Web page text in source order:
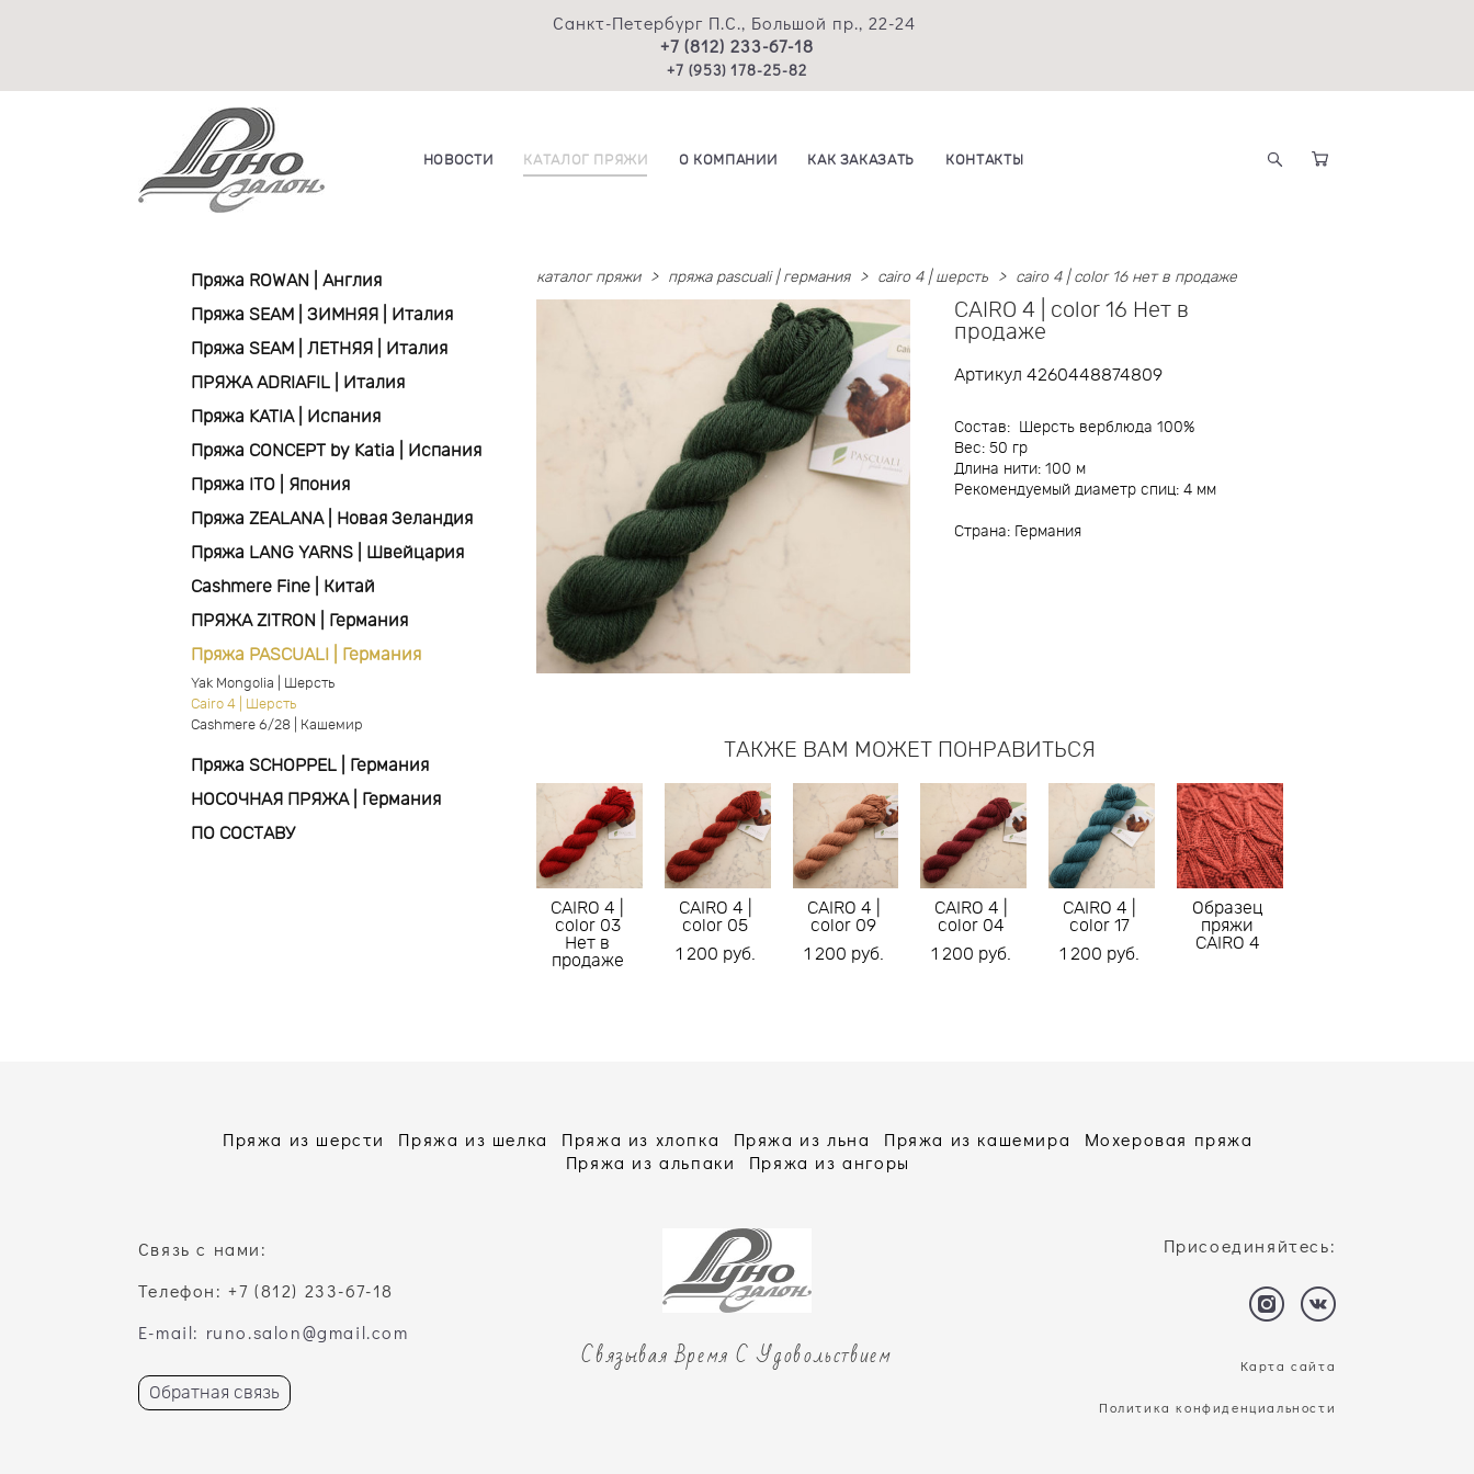
Санкт-Петербург П.С., Большой пр., 22-24
+7 (812) 233-67-18
+7 (953) 178-25-82
НОВОСТИ КАТАЛОГ ПРЯЖИ О КОМПАНИИ КАК ЗАКАЗАТЬ КОНТАКТЫ
Пряжа ROWAN | Англия
Пряжа SEAM | ЗИМНЯЯ | Италия
Пряжа SEAM | ЛЕТНЯЯ | Италия
ПРЯЖА ADRIAFIL | Италия
Пряжа KATIA | Испания
Пряжа CONCEPT by Katia | Испания
Пряжа ITO | Япония
Пряжа ZEALANA | Новая Зеландия
Пряжа LANG YARNS | Швейцария
Cashmere Fine | Китай
ПРЯЖА ZITRON | Германия
Пряжа PASCUALI | Германия
Yak Mongolia | Шерсть
Cairo 4 | Шерсть
Cashmere 6/28 | Кашемир
Пряжа SCHOPPEL | Германия
НОСОЧНАЯ ПРЯЖА | Германия
ПО СОСТАВУ
каталог пряжи > пряжа pascuali | германия > cairo 4 | шерсть > cairo 4 | color 16 нет в продаже
CAIRO 4 | color 16 Нет в
продаже
Артикул 4260448874809
Состав: Шерсть верблюда 100%
Вес: 50 гр
Длина нити: 100 м
Рекомендуемый диаметр спиц: 4 мм
Страна: Германия
ТАКЖЕ ВАМ МОЖЕТ ПОНРАВИТЬСЯ
CAIRO 4 |
color 03
Нет в
продаже
CAIRO 4 |
color 05
1 200 pуб.
CAIRO 4 |
color 09
1 200 pуб.
CAIRO 4 |
color 04
1 200 pуб.
CAIRO 4 |
color 17
1 200 pуб.
Образец
пряжи
CAIRO 4
Пряжа из шерсти Пряжа из шелка Пряжа из хлопка Пряжа из льна Пряжа из кашемира
Мохеровая пряжа
Пряжа из альпаки
Пряжа из ангоры
Связь с нами:
Телефон: +7 (812) 233-67-18
E-mail: runo.salon@gmail.com
Обратная связь
Связывая Время С Удовольствием
Присоединяйтесь:
Карта сайта
Политика конфиденциальности